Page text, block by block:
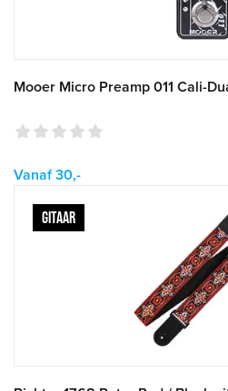
Mooer Micro Preamp 011 Cali-
Vanaf 30,-
GITAAR